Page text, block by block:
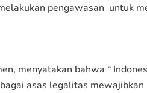
pengawasan untuk
menyatakan bahwa “
asas legalitas